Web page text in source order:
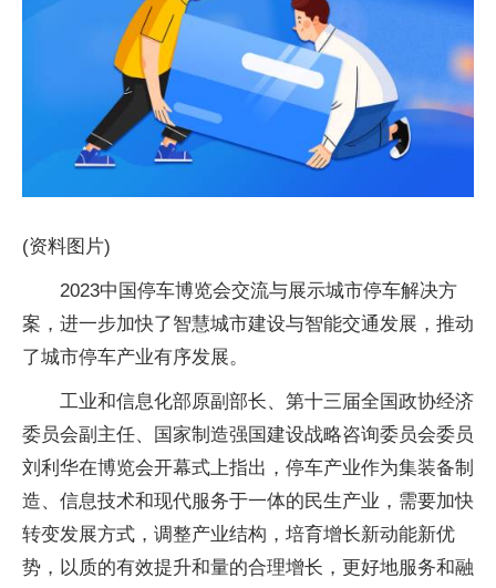
(资料图片)
2023中国停车博览会交流与展示城市停车解决方
案，进一步加快了智慧城市建设与智能交通发展，推动
了城市停车产业有序发展。
工业和信息化部原副部长、第十三届全国政协经济
委员会副主任、国家制造强国建设战略咨询委员会委员
刘利华在博览会开幕式上指出，停车产业作为集装备制
造、信息技术和现代服务于一体的民生产业，需要加快
转变发展方式，调整产业结构，培育增长新动能新优
势，以质的有效提升和量的合理增长，更好地服务和融